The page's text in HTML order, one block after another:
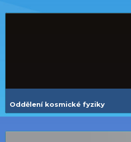
Oddělení kosmické fyziky